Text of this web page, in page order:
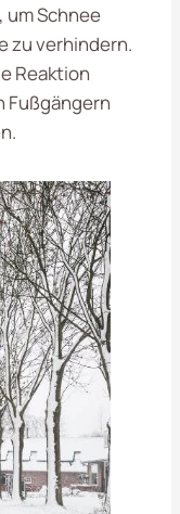
um Schnee
zu verhindern.
Reaktion
Fußgängern